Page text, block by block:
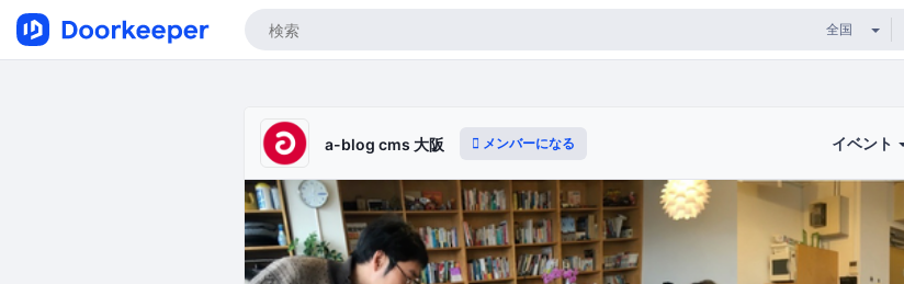
a-blog cms 大阪 メンバーになる イベント